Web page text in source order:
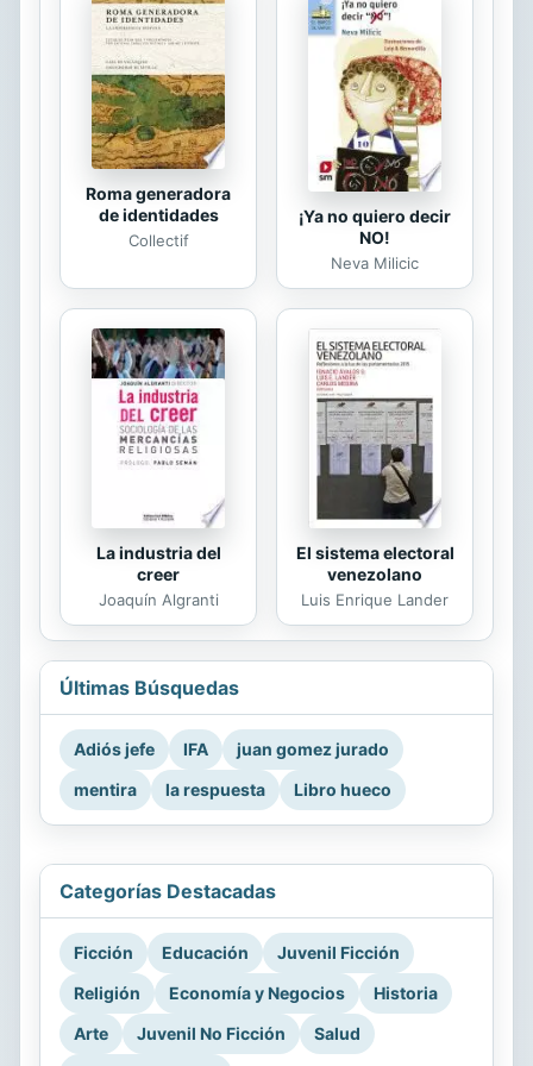
Roma generadora
de identidades
Collectif
¡Ya no quiero decir
NO!
Neva Milicic
La industria del
creer
Joaquín Algranti
El sistema electoral
venezolano
Luis Enrique Lander
Últimas Búsquedas
Adiós jefe IFA
juan gomez jurado
mentira
la respuesta Libro hueco
Categorías Destacadas
Ficción Educación
Juvenil Ficción
Religión
Economía y Negocios
Historia
Arte
Juvenil No Ficción
Salud